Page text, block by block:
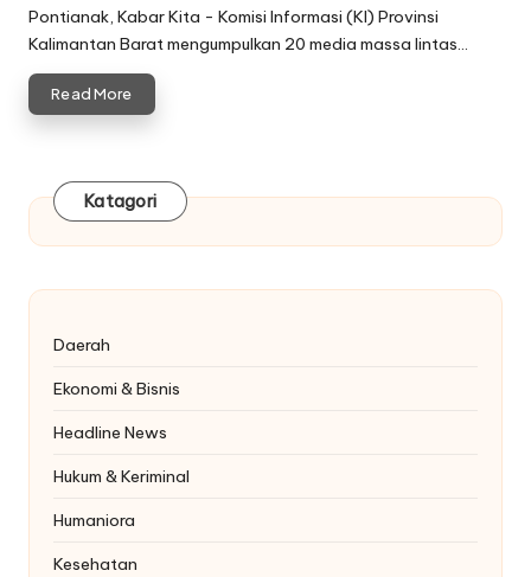
by
Pontianak, Kabar Kita - Komisi Informasi (KI) Provinsi
Kalimantan Barat mengumpulkan 20 media massa lintas…
Read More
Katagori
Daerah
Ekonomi & Bisnis
Headline News
Hukum & Keriminal
Humaniora
Kesehatan